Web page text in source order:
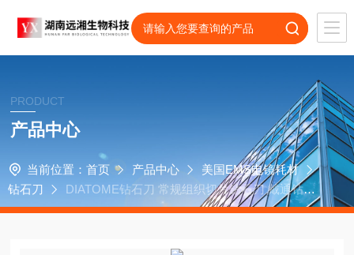
PRODUCT
产品中心
当前位置： 首页 产品中心
美国EMS电镜耗材
钻石刀
DIATOME钻石刀 常规组织切片钻石刀 戴通钻石
刀 瑞士钻石刀